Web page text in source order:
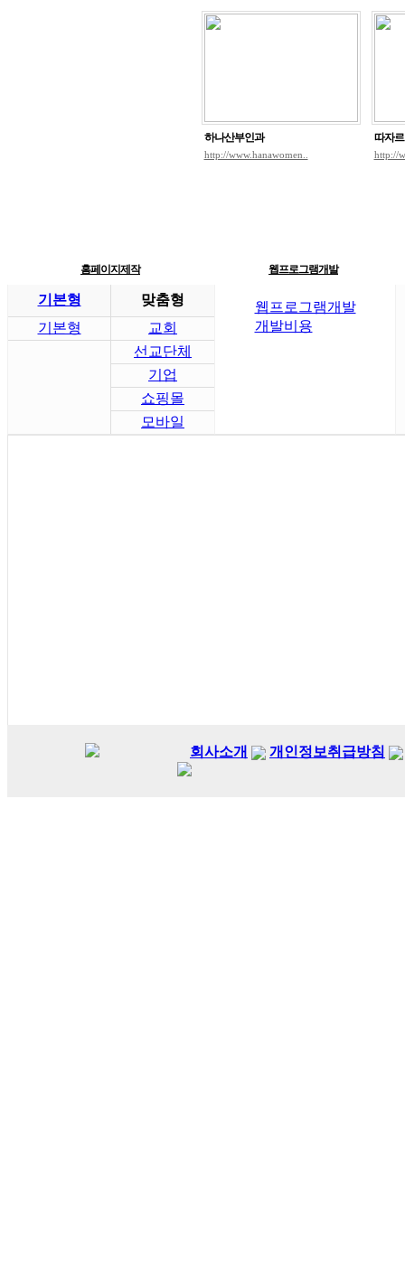
하나산부인과
http://www.hanawomen..
따자르
http://
홈페이지제작 웹프로그램개발
기본형
맞춤형
기본형
교회
선교단체
기업
쇼핑몰
모바일
웹프로그램개발
개발비용
회사소개 개인정보취급방침